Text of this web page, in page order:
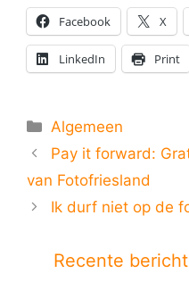
Facebook X
LinkedIn Print
Categorieën
Algemeen
Pay it forward:
van Fotofriesland
Ik durf niet op de
Recente